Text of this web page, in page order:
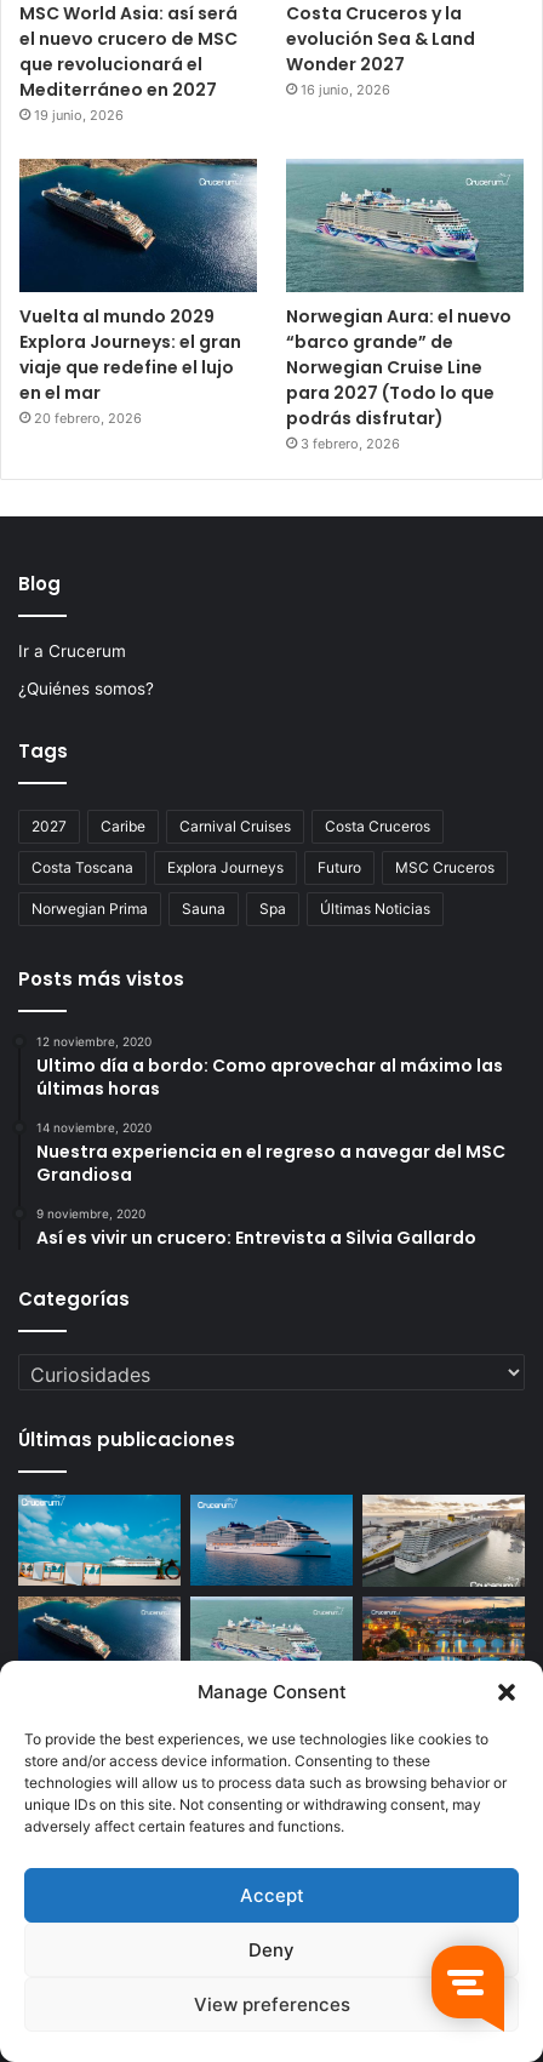
Manage Consent
To provide the best experiences, we use technologies like cookies to
store and/or access device information. Consenting to these
technologies will allow us to process data such as browsing behavior or
unique IDs on this site. Not consenting or withdrawing consent, may
adversely affect certain features and functions.
Accept
Deny
View preferences
MSC World Asia: así será
el nuevo crucero de MSC
que revolucionará el
Mediterráneo en 2027
19 junio, 2026
Costa Cruceros y la
evolución Sea & Land
Wonder 2027
16 junio, 2026
Vuelta al mundo 2029
Explora Journeys: el gran
viaje que redefine el lujo
en el mar
20 febrero, 2026
Norwegian Aura: el nuevo
“barco grande” de
Norwegian Cruise Line
para 2027 (Todo lo que
podrás disfrutar)
3 febrero, 2026
Blog
Ir a Crucerum
¿Quiénes somos?
Tags
2027 Caribe Carnival Cruises Costa Cruceros
Costa Toscana Explora Journeys Futuro MSC Cruceros
Norwegian Prima Sauna Spa Últimas Noticias
Posts más vistos
12 noviembre, 2020
Ultimo día a bordo: Como aprovechar al máximo las
últimas horas
14 noviembre, 2020
Nuestra experiencia en el regreso a navegar del MSC
Grandiosa
9 noviembre, 2020
Así es vivir un crucero: Entrevista a Silvia Gallardo
Categorías
Categorías
Últimas publicaciones
Escribe